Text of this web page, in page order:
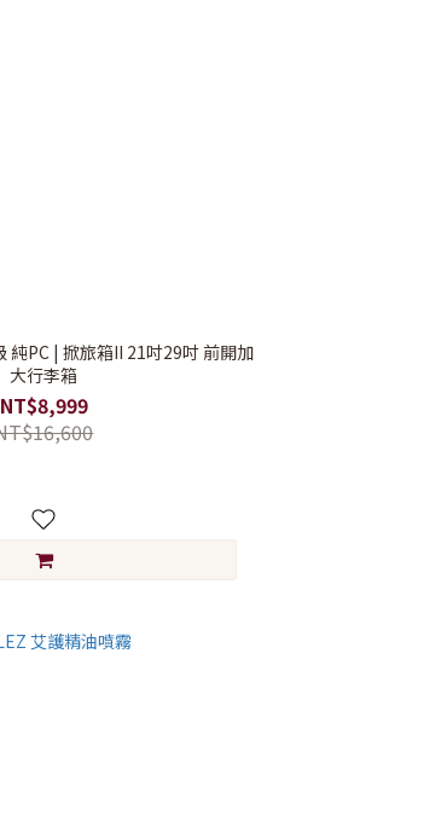
純PC | 掀旅箱II 21吋29吋 前開加
大行李箱
NT$8,999